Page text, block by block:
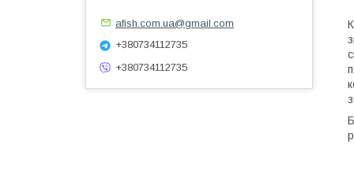
afish.com.ua@gmail.com
+380734112735
+380734112735